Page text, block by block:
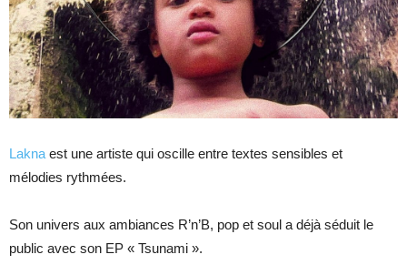
Lakna est une artiste qui oscille entre textes sensibles et
mélodies rythmées.
Son univers aux ambiances R’n’B, pop et soul a déjà séduit le
public avec son EP « Tsunami ».